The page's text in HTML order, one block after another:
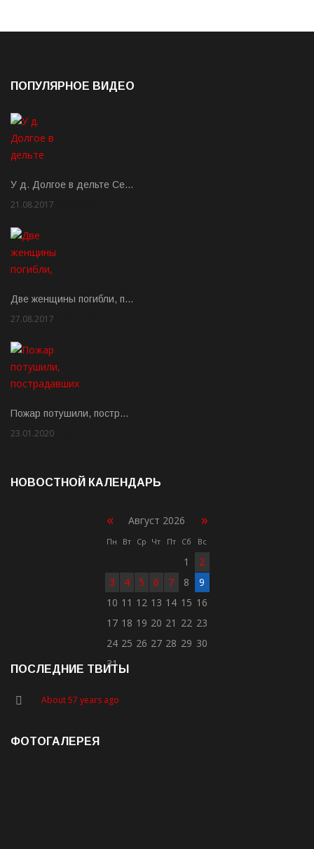
ПОПУЛЯРНОЕ ВИДЕО
У д. Долгое в дельте Се…
21.08.2017
Две женщины погибли, п…
27.08.2017
Пожар потушили, постр…
23.01.2020
НОВОСТНОЙ КАЛЕНДАРЬ
« Август 2026 »
Пн Вт Ср Чт Пт Сб Вс
1
2
3
4 5 6 7 8
9
10 11 12 13 14 15 16
17 18 19 20 21 22 23
24 25 26 27 28 29 30
31
ПОСЛЕДНИЕ ТВИТЫ
About 57 years ago
ФОТОГАЛЕРЕЯ